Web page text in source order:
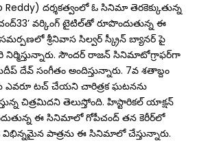
Reddy) దర్శకత్వంలో ఓ సినిమా తెరకెక్కుతున్న
వర్కింగ్‌ టైటిల్‌తో రూపొందుతున్న ఈ
శ్రీనివాస సిల్వర్ స్క్రీన్ బ్యానర్ పై
నిర్మిస్తున్నారు. సౌందర్ రాజన్ సినిమాటోగ్రాఫర్‌గా
దేవ్ సంగీతం అందిస్తున్నారు. 7వ శతాబ్దం
ఎవరూ టచ్‌ చేయని చారిత్రక ఘటనను
చిత్రమిదని తెలుస్తోంది. హిస్టారికల్‌ యాక్షన్‌
ఈ సినిమాలో గోపీచంద్‌ తన కెరీర్‌లో
పాత్రను ఈ సినిమాలో చేస్తున్నారు.